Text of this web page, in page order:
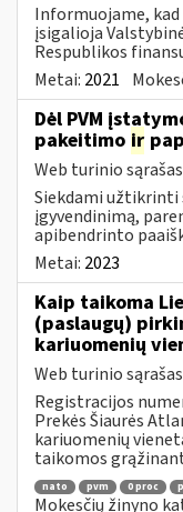
Informuojame,
įsigalioja
Respublikos
Metai: 2021
Dėl PVM
pakeitimo ir
Web turinio sąrašas
Siekdami užtikrinti
įgyvendinimą,
apibendrinto
Metai: 2023
Kaip taikoma
(paslaugų)
kariuomenių
Web turinio sąrašas
Registracijos
Prekės Šiaurės
kariuomenių
taikomos
nato pvm 0 proc
Mokesčių žinyno